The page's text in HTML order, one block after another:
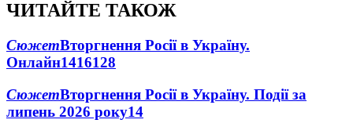
ЧИТАЙТЕ ТАКОЖ
СюжетВторгнення Росії в Україну.
Онлайн1416128
СюжетВторгнення Росії в Україну. Події за
липень 2026 року14